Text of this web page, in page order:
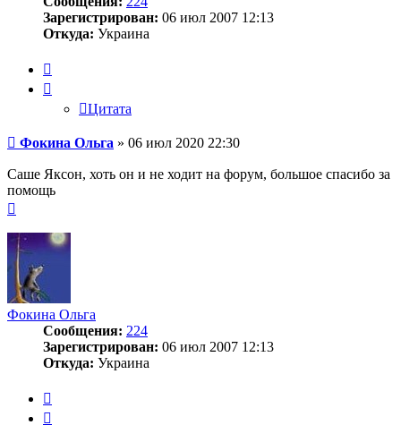
Зарегистрирован: 06 июл 2007 12:13
Откуда: Украина
Цитата
Сообщение
Фокина Ольга » 06 июл 2020 22:30
Саше Яксон, хоть он и не ходит на форум, большое спасибо за
помощь
началу
Фокина Ольга
Сообщения: 224
Зарегистрирован: 06 июл 2007 12:13
Откуда: Украина